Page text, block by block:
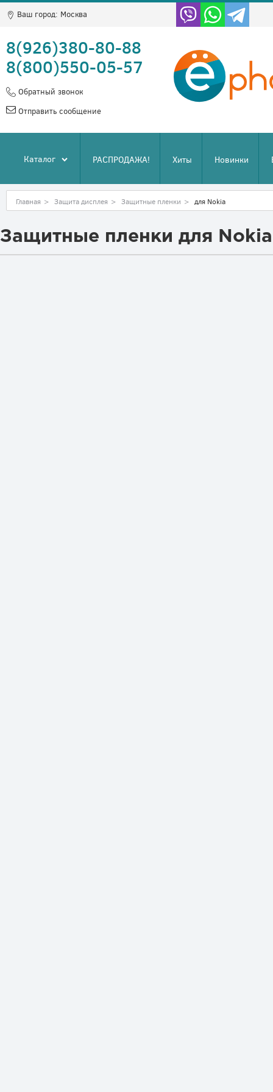
Ваш город: Москва
8(926)380-80-88
8(800)550-05-57
Обратный звонок
Отправить сообщение
Каталог РАСПРОДАЖА! Хиты Новинки
Главная > Защита дисплея > Защитные пленки > для Nokia
Защитные пленки для Nokia